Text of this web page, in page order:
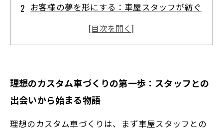
お客様の夢を形にする：車屋スタッフが紡ぐ
カスタム設計の裏側
える秘密の技術
完成した理想のカスタム車とお客様の笑顔に
込められた感動のクライマックス
理想のカスタム車づくりの第一歩：スタッフとの
出会いから始まる物語
理想のカスタム車づくりは、まず車屋スタッフとの